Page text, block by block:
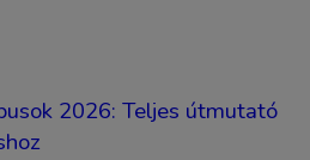
2026: Teljes útmutató